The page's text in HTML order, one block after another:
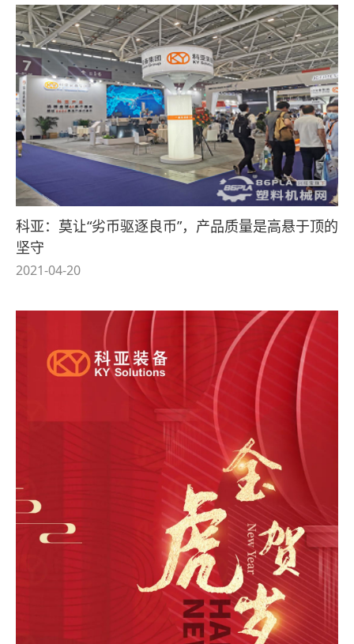
科亚：莫让“劣币驱逐良币”，产品质量是高悬于顶的
坚守
2021-04-20